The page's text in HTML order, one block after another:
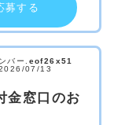
募する
バー. eof26x51
07/13
金窓口のお